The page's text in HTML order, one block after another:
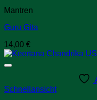
Mantren
Guru Gita
14,00 €
Schnellansicht